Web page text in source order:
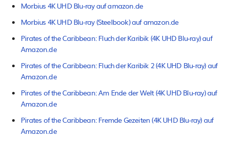
Morbius 4K UHD Blu-ray auf amazon.de
Morbius 4K UHD Blu-ray (Steelbook) auf amazon.de
Pirates of the Caribbean: Fluch der Karibik (4K UHD Blu-ray) auf
Amazon.de
Pirates of the Caribbean: Fluch der Karibik 2 (4K UHD Blu-ray) auf
Amazon.de
Pirates of the Caribbean: Am Ende der Welt (4K UHD Blu-ray) auf
Amazon.de
Pirates of the Caribbean: Fremde Gezeiten (4K UHD Blu-ray) auf
Amazon.de